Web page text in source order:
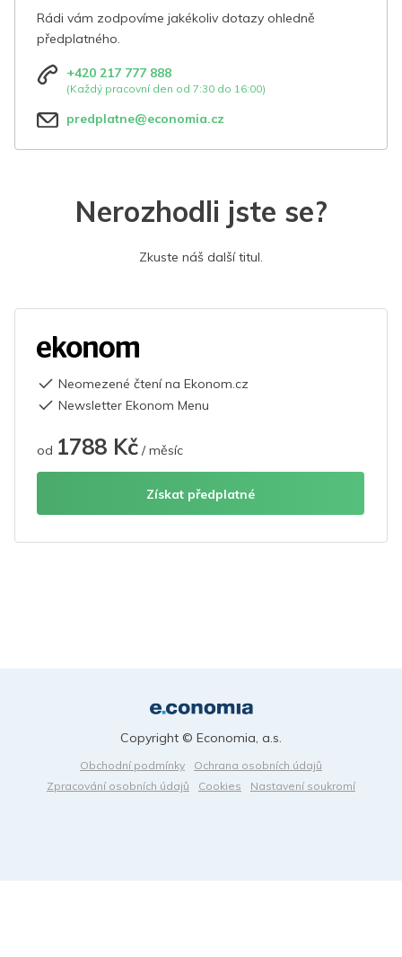
Rádi vám zodpovíme jakékoliv dotazy ohledně
předplatného.
+420 217 777 888
(Každý pracovní den od 7:30 do 16:00)
predplatne@economia.cz
Nerozhodli jste se?
Zkuste náš další titul.
Neomezené čtení na Ekonom.cz
Newsletter Ekonom Menu
od 1788 Kč / měsíc
Získat předplatné
Obchodní podmínky
Ochrana osobních údajů
Zpracování osobních údajů
Cookies Nastavení soukromí
Copyright © Economia, a.s.